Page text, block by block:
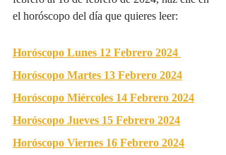
el horóscopo del día que quieres leer:
Horóscopo Lunes 12 Febrero 2024
Horóscopo Martes 13 Febrero 2024
Horóscopo Miércoles 14 Febrero 2024
Horóscopo Jueves 15 Febrero 2024
Horóscopo Viernes 16 Febrero 2024